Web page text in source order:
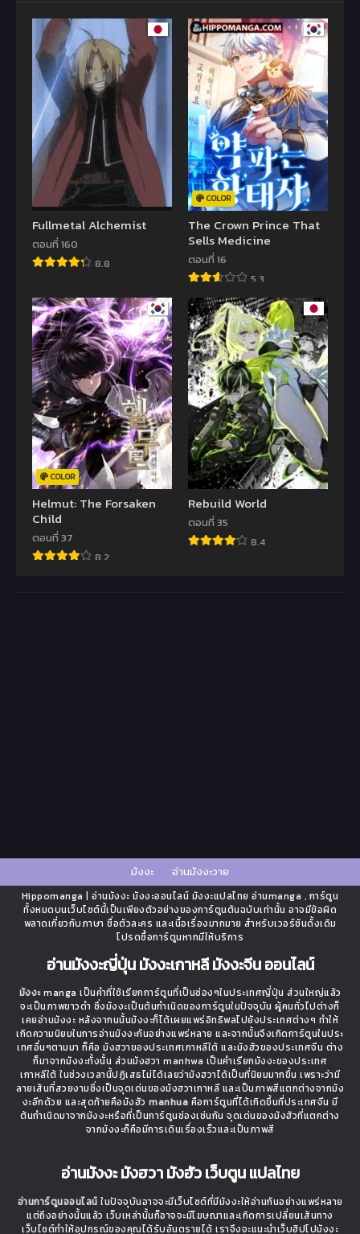
Fullmetal Alchemist
ตอนที่ 160
8.8
COLOR
The Crown Prince That
Sells Medicine
ตอนที่ 16
5.3
COLOR
Helmut: The Forsaken
Child
ตอนที่ 37
8.2
Rebuild World
ตอนที่ 35
8.4
มังงะ อ่านมังงะวาย
Hippomanga | อ่านมังงะ มังงะออนไลน์ มังงะแปลไทย อ่านmanga , การ์ตูน
ทั้งหมดบนเว็บไซต์นี้เป็นเพียงตัวอย่างของการ์ตูนต้นฉบับเท่านั้น อาจมีข้อผิด
พลาดเกี่ยวกับภาษา ชื่อตัวละคร และเนื้อเรื่องมากมาย สำหรับเวอร์ชันดั้งเดิม
โปรดซื้อการ์ตูนหากมีให้บริการ
อ่านมังงะญี่ปุ่น มังงะเกาหลี มังงะจีน ออนไลน์
มังงะmanga เป็นคำที่ใช้เรียกการ์ตูนที่เป็นช่องๆในประเทศญี่ปุ่น ส่วนใหญ่แล้ว
จะเป็นภาพขาวดำ ซึ่งมังงะเป็นต้นกำเนิดของการ์ตูนในปัจจุบัน ผู้คนทั่วไปต่างก็
เคยอ่านมังงะ หลังจากนนั้นมังงะก็ได้เผยแพร่อิทธิพลไปยังประเทศต่างๆ ทำให้
เกิดความนิยมในการอ่านมังงะกันอย่างแพร่หลาย และจากนั้นจึงเกิดการ์ตูนในประ
เทศอื่นๆตามมา ก็คือ มังฮวาของประเทศเกาหลีใต้ และมังฮัวของประเทศจีน ต่าง
ก็มาจากมังงะทั้งนั้น ส่วนมังฮวา manhwa เป็นคำเรียกมังงะของประเทศ
เกาหลีใต้ ในช่วงเวลานี้ปฏิเสธไม่ได้เลยว่ามังฮวาได้เป็นที่นิยมมากขึ้น เพราะว่ามี
ลายเส้นที่สวยงามซึ่งเป็นจุดเด่นของมังฮวาเกาหลี และเป็นภาพสีแตกต่างจากมัง
งะอีกด้วย และสุดท้ายคือมังฮัว manhua คือการ์ตูนที่ได้เกิดขึ้นที่ประเทศจีน มี
ต้นกำเนิดมาจากมังงะหรือที่เป็นการ์ตูนช่องเช่นกัน จุดเด่นของมังฮัวที่แตกต่าง
จากมังงะก็คือมีการเดินเรื่องเร็วและเป็นภาพสี
อ่านมังงะ มังฮวา มังฮัว เว็บตูน แปลไทย
อ่านการ์ตูนออนไลน์ ในปัจจุบันอาจจะมีเว็บไซต์ที่มีมังงะให้อ่านกันอย่างแพร่หลาย
แต่ถึงอย่างนั้นแล้ว เว็บเหล่านั้นก็อาจจะมีโฆษณาและเกิดการเปลี่ยนเส้นทาง
เว็บไซต์ทำให้อุปกรณ์ของคุณได้รับอันตรายได้ เราจึงจะแนะนำเว็บฮิปโปมังงะ